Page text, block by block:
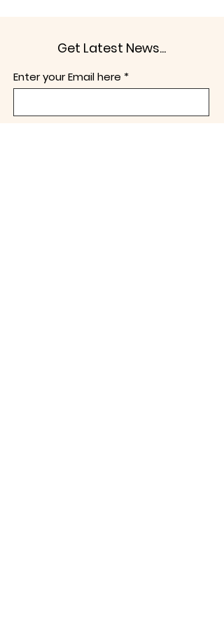
Get Latest News...
Enter your Email here